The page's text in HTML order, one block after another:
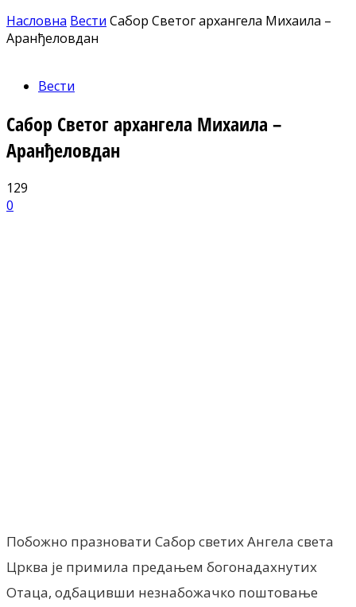
Насловна Вести Сабор Светог архангела Михаила –
Аранђеловдан
Вести
Сабор Светог архангела Михаила –
Аранђеловдан
129
0
Побожно празновати Сабор светих Ангела света
Црква је примила предањем богонадахнутих
Отаца, одбацивши незнабожачко поштовање